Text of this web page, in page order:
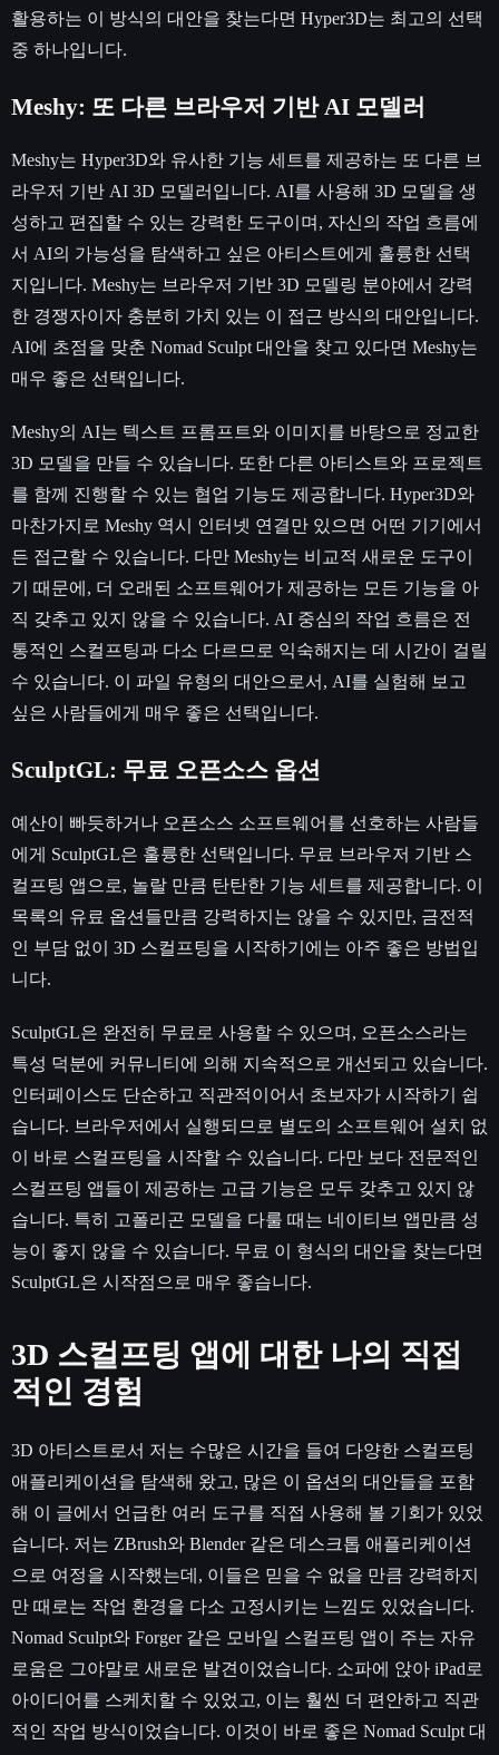
활용하는 이 방식의 대안을 찾는다면 Hyper3D는 최고의 선택
중 하나입니다.
Meshy: 또 다른 브라우저 기반 AI 모델러
Meshy는 Hyper3D와 유사한 기능 세트를 제공하는 또 다른 브
라우저 기반 AI 3D 모델러입니다. AI를 사용해 3D 모델을 생
성하고 편집할 수 있는 강력한 도구이며, 자신의 작업 흐름에
서 AI의 가능성을 탐색하고 싶은 아티스트에게 훌륭한 선택
지입니다. Meshy는 브라우저 기반 3D 모델링 분야에서 강력
한 경쟁자이자 충분히 가치 있는 이 접근 방식의 대안입니다.
AI에 초점을 맞춘 Nomad Sculpt 대안을 찾고 있다면 Meshy는
매우 좋은 선택입니다.
Meshy의 AI는 텍스트 프롬프트와 이미지를 바탕으로 정교한
3D 모델을 만들 수 있습니다. 또한 다른 아티스트와 프로젝트
를 함께 진행할 수 있는 협업 기능도 제공합니다. Hyper3D와
마찬가지로 Meshy 역시 인터넷 연결만 있으면 어떤 기기에서
든 접근할 수 있습니다. 다만 Meshy는 비교적 새로운 도구이
기 때문에, 더 오래된 소프트웨어가 제공하는 모든 기능을 아
직 갖추고 있지 않을 수 있습니다. AI 중심의 작업 흐름은 전
통적인 스컬프팅과 다소 다르므로 익숙해지는 데 시간이 걸릴
수 있습니다. 이 파일 유형의 대안으로서, AI를 실험해 보고
싶은 사람들에게 매우 좋은 선택입니다.
SculptGL: 무료 오픈소스 옵션
예산이 빠듯하거나 오픈소스 소프트웨어를 선호하는 사람들
에게 SculptGL은 훌륭한 선택입니다. 무료 브라우저 기반 스
컬프팅 앱으로, 놀랄 만큼 탄탄한 기능 세트를 제공합니다. 이
목록의 유료 옵션들만큼 강력하지는 않을 수 있지만, 금전적
인 부담 없이 3D 스컬프팅을 시작하기에는 아주 좋은 방법입
니다.
SculptGL은 완전히 무료로 사용할 수 있으며, 오픈소스라는
특성 덕분에 커뮤니티에 의해 지속적으로 개선되고 있습니다.
인터페이스도 단순하고 직관적이어서 초보자가 시작하기 쉽
습니다. 브라우저에서 실행되므로 별도의 소프트웨어 설치 없
이 바로 스컬프팅을 시작할 수 있습니다. 다만 보다 전문적인
스컬프팅 앱들이 제공하는 고급 기능은 모두 갖추고 있지 않
습니다. 특히 고폴리곤 모델을 다룰 때는 네이티브 앱만큼 성
능이 좋지 않을 수 있습니다. 무료 이 형식의 대안을 찾는다면
SculptGL은 시작점으로 매우 좋습니다.
3D 스컬프팅 앱에 대한 나의 직접
적인 경험
3D 아티스트로서 저는 수많은 시간을 들여 다양한 스컬프팅
애플리케이션을 탐색해 왔고, 많은 이 옵션의 대안들을 포함
해 이 글에서 언급한 여러 도구를 직접 사용해 볼 기회가 있었
습니다. 저는 ZBrush와 Blender 같은 데스크톱 애플리케이션
으로 여정을 시작했는데, 이들은 믿을 수 없을 만큼 강력하지
만 때로는 작업 환경을 다소 고정시키는 느낌도 있었습니다.
Nomad Sculpt와 Forger 같은 모바일 스컬프팅 앱이 주는 자유
로움은 그야말로 새로운 발견이었습니다. 소파에 앉아 iPad로
아이디어를 스케치할 수 있었고, 이는 훨씬 더 편안하고 직관
적인 작업 방식이었습니다. 이것이 바로 좋은 Nomad Sculpt 대